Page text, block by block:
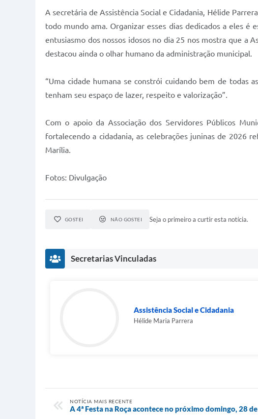
A secretária de Assistência Social e Cidadania, Hélide
todo mundo ama. Organizar esses dias dedicados a eles é
entusiasmo dos nossos idosos no dia 25 nos mostra que a
destacou ainda o olhar humano da administração municipal.
“Uma cidade humana se constrói cuidando bem de todas
tenham seu espaço de lazer, respeito e valorização”.
Com o apoio da Associação dos Servidores Públicos
fortalecendo a cidadania, as celebrações juninas de 2026
Marília.
Fotos: Divulgação
GOSTEI NÃO GOSTEI Seja o primeiro a curtir esta notícia.
Secretarias Vinculadas
Assistência Social e Cidadania
Hélide Maria Parrera
NOTÍCIA MAIS RECENTE
A 4ª Festa na Roça acontece no próximo domingo, 28